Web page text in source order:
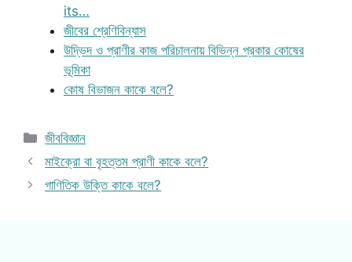
its…
জীবের শ্রেণিবিন্যাস
উদ্ভিদ ও প্রাণীর কাজ পরিচালনায় বিভিন্ন প্রকার কোষের
ভূমিকা
কোষ বিভাজন কাকে বলে?
Categories
জীববিজ্ঞান
মাইক্রো বা বৃহত্তম প্রাণী কাকে বলে?
গাণিতিক উক্তি কাকে বলে?